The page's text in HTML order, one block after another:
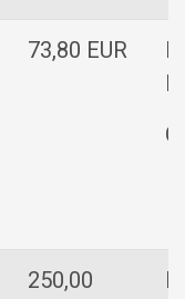
73,80 EUR
250,00